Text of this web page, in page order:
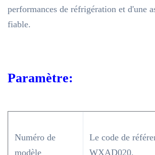
performances de réfrigération et d'une
fiable.
Paramètre:
Numéro de
modèle
Le code de
WXAD020.